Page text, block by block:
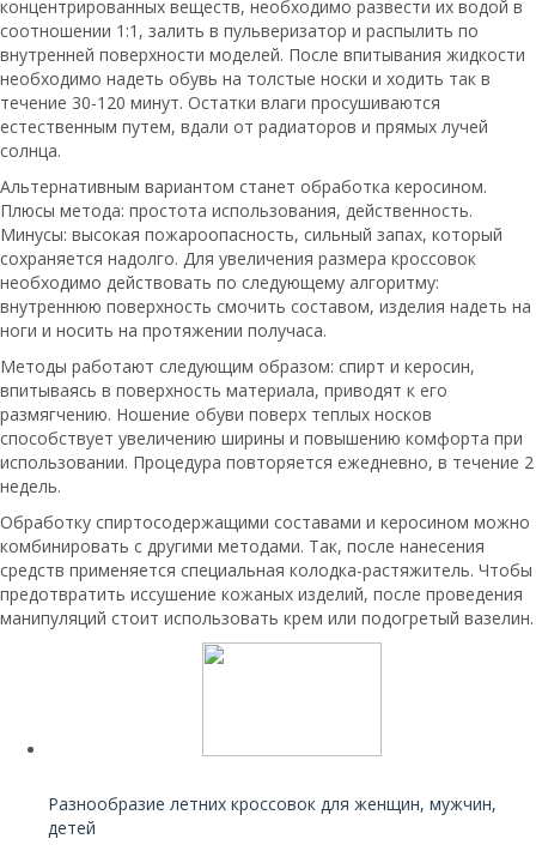
концентрированных веществ, необходимо развести их водой в
соотношении 1:1, залить в пульверизатор и распылить по
внутренней поверхности моделей. После впитывания жидкости
необходимо надеть обувь на толстые носки и ходить так в
течение 30-120 минут. Остатки влаги просушиваются
естественным путем, вдали от радиаторов и прямых лучей
солнца.
Альтернативным вариантом станет обработка керосином.
Плюсы метода: простота использования, действенность.
Минусы: высокая пожароопасность, сильный запах, который
сохраняется надолго. Для увеличения размера кроссовок
необходимо действовать по следующему алгоритму:
внутреннюю поверхность смочить составом, изделия надеть на
ноги и носить на протяжении получаса.
Методы работают следующим образом: спирт и керосин,
впитываясь в поверхность материала, приводят к его
размягчению. Ношение обуви поверх теплых носков
способствует увеличению ширины и повышению комфорта при
использовании. Процедура повторяется ежедневно, в течение 2
недель.
Обработку спиртосодержащими составами и керосином можно
комбинировать с другими методами. Так, после нанесения
средств применяется специальная колодка-растяжитель. Чтобы
предотвратить иссушение кожаных изделий, после проведения
манипуляций стоит использовать крем или подогретый вазелин.
Разнообразие летних кроссовок для женщин, мужчин,
детей